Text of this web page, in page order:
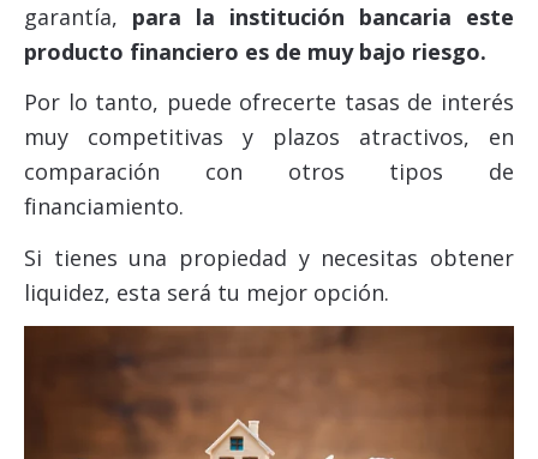
garantía, para la institución bancaria este
producto financiero es de muy bajo riesgo.
Por lo tanto, puede ofrecerte tasas de interés
muy competitivas y plazos atractivos, en
comparación con otros tipos de
financiamiento.
Si tienes una propiedad y necesitas obtener
liquidez, esta será tu mejor opción.